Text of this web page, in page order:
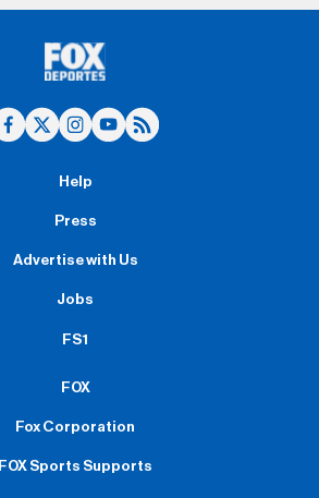
Help
Press
Advertise with Us
Jobs
FS1
FOX
Fox Corporation
FOX Sports Supports